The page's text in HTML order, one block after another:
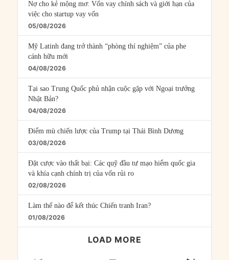
Nợ cho kẻ mộng mơ: Vốn vay chính sách và giới hạn của
việc cho startup vay vốn
05/08/2026
Mỹ Latinh đang trở thành “phòng thí nghiệm” của phe
cánh hữu mới
04/08/2026
Tại sao Trung Quốc phủ nhận cuộc gặp với Ngoại trưởng
Nhật Bản?
04/08/2026
Điểm mù chiến lược của Trump tại Thái Bình Dương
03/08/2026
Đặt cược vào thất bại: Các quỹ đầu tư mạo hiểm quốc gia
và khía cạnh chính trị của vốn rủi ro
02/08/2026
Làm thế nào để kết thúc Chiến tranh Iran?
01/08/2026
LOAD MORE